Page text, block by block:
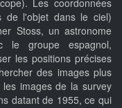
de l'objet dans le ciel)
Stoss, un astronome
le groupe espagnol,
les positions précises
des images plus
images de la survey
datant de 1955, ce qui